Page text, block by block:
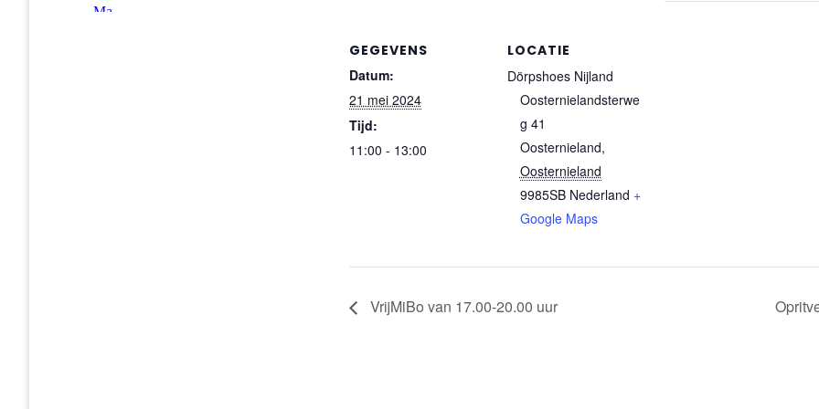
GEGEVENS
Datum:
21 mei 2024
Tijd:
11:00 - 13:00
LOCATIE
Dörpshoes Nijland
Oosternielandsterwe
g 41
Oosternieland,
Oosternieland
9985SB Nederland +
Google Maps
VrijMiBo van 17.00-20.00 uur